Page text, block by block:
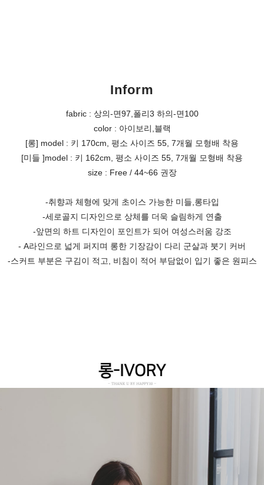
Inform
fabric : 상의-면97,폴리3 하의-면100
color : 아이보리,블랙
[롱] model : 키 170cm, 평소 사이즈 55, 7개월 모형배 착용
[미들 ]model : 키 162cm, 평소 사이즈 55, 7개월 모형배 착용
size : Free / 44~66 권장
-취향과 체형에 맞게 초이스 가능한 미들,롱타입
-세로골지 디자인으로 상체를 더욱 슬림하게 연출
-앞면의 하트 디자인이 포인트가 되어 여성스러움 강조
- A라인으로 넓게 퍼지며 롱한 기장감이 다리 군살과 붓기 커버
-스커트 부분은 구김이 적고, 비침이 적어 부담없이 입기 좋은 원피스